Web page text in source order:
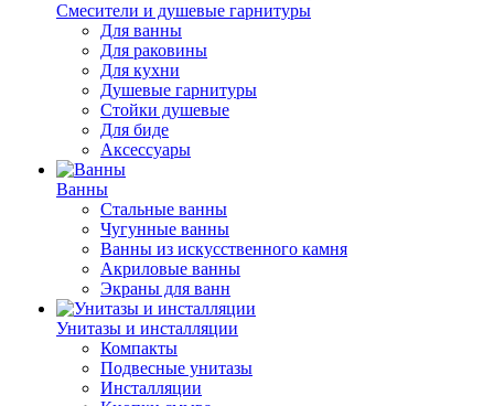
Смесители и душевые гарнитуры
Для ванны
Для раковины
Для кухни
Душевые гарнитуры
Стойки душевые
Для биде
Аксессуары
Ванны
Стальные ванны
Чугунные ванны
Ванны из искусственного камня
Акриловые ванны
Экраны для ванн
Унитазы и инсталляции
Компакты
Подвесные унитазы
Инсталляции